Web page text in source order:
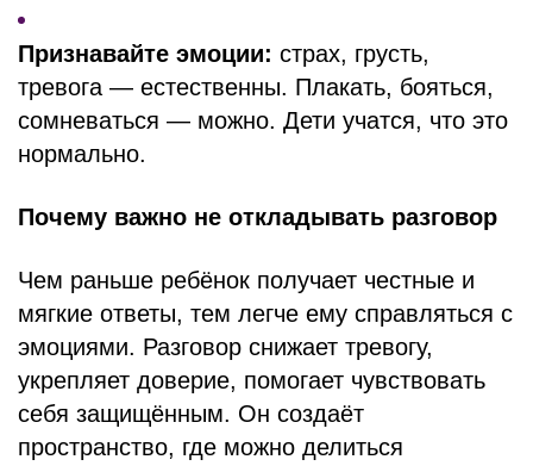
Признавайте эмоции: страх, грусть,
тревога — естественны. Плакать, бояться,
сомневаться — можно. Дети учатся, что это
нормально.
Почему важно не откладывать разговор
Чем раньше ребёнок получает честные и
мягкие ответы, тем легче ему справляться с
эмоциями. Разговор снижает тревогу,
укрепляет доверие, помогает чувствовать
себя защищённым. Он создаёт
пространство, где можно делиться